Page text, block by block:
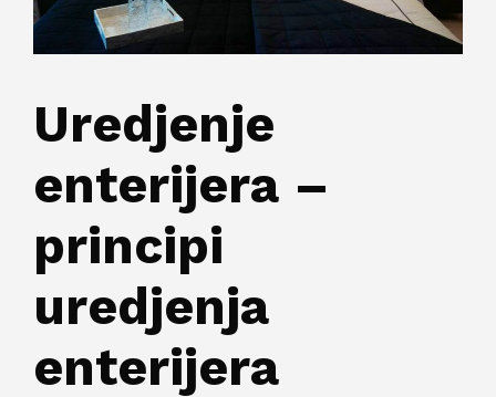
Uredjenje
enterijera –
principi
uredjenja
enterijera